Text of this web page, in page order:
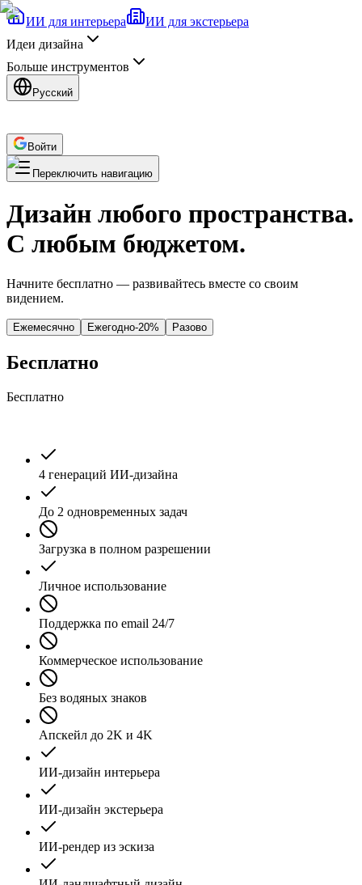
ИИ для интерьера
ИИ для экстерьера
Идеи дизайна
Больше инструментов
Русский
Войти
Переключить навигацию
Дизайн любого пространства.
С любым бюджетом.
Начните бесплатно — развивайтесь вместе со своим
видением.
Ежемесячно Ежегодно-20% Разово
Бесплатно
Бесплатно
4 генераций ИИ-дизайна
До 2 одновременных задач
Загрузка в полном разрешении
Личное использование
Поддержка по email 24/7
Коммерческое использование
Без водяных знаков
Апскейл до 2K и 4K
ИИ-дизайн интерьера
ИИ-дизайн экстерьера
ИИ-рендер из эскиза